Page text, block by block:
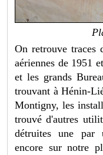
On retrouve traces
aériennes de 1951
et les grands
trouvant à Hénin-
Montigny, les
trouvé d'autres
détruites une par
encore sur notre